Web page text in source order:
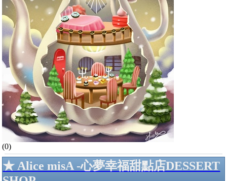
(0)
★ Alice misA -心夢幸福甜點店DESSERT